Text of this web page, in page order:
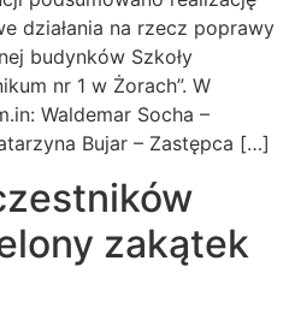
działania na rzecz poprawy
budynków Szkoły
nr 1 w Żorach”. W
Waldemar Socha –
Bujar – Zastępca […]
zakątek